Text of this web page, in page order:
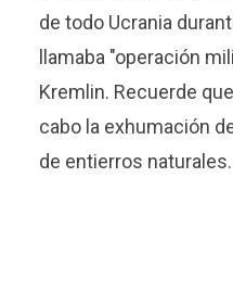
de todo Ucrania
llamaba "operación
Kremlin. Recuerde
cabo la exhumación
de entierros naturales.